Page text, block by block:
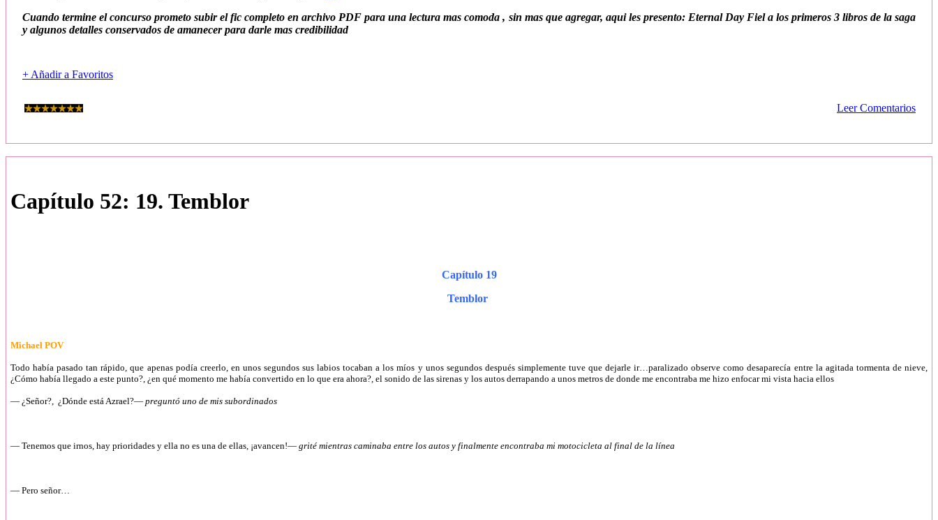
Cuando termine el concurso prometo subir el fic completo en archivo PDF para una lectura mas comoda , sin mas que agregar, aqui les presento: Eternal Day Fiel a los primeros 3 libros de la saga
y algunos detalles conservados de amanecer para darle mas credibilidad
+ Añadir a Favoritos
Leer Comentarios
Capítulo 52: 19. Temblor
Capítulo 19
Temblor
Michael POV
Todo había pasado tan rápido, que apenas podía creerlo, en unos segundos sus labios tocaban a los míos y unos segundos después simplemente tuve que dejarle ir…paralizado observe como desaparecía entre la agitada tormenta de nieve,
¿Cómo había llegado a este punto?, ¿en qué momento me había convertido en lo que era ahora?, el sonido de las sirenas y los autos derrapando a unos metros de donde me encontraba me hizo enfocar mi vista hacia ellos
— ¿Señor?, ¿Dónde está Azrael?— preguntó uno de mis subordinados
— Tenemos que irnos, hay prioridades y ella no es una de ellas, ¡avancen!— grité mientras caminaba entre los autos y finalmente encontraba mi motocicleta al final de la línea
— Pero señor…